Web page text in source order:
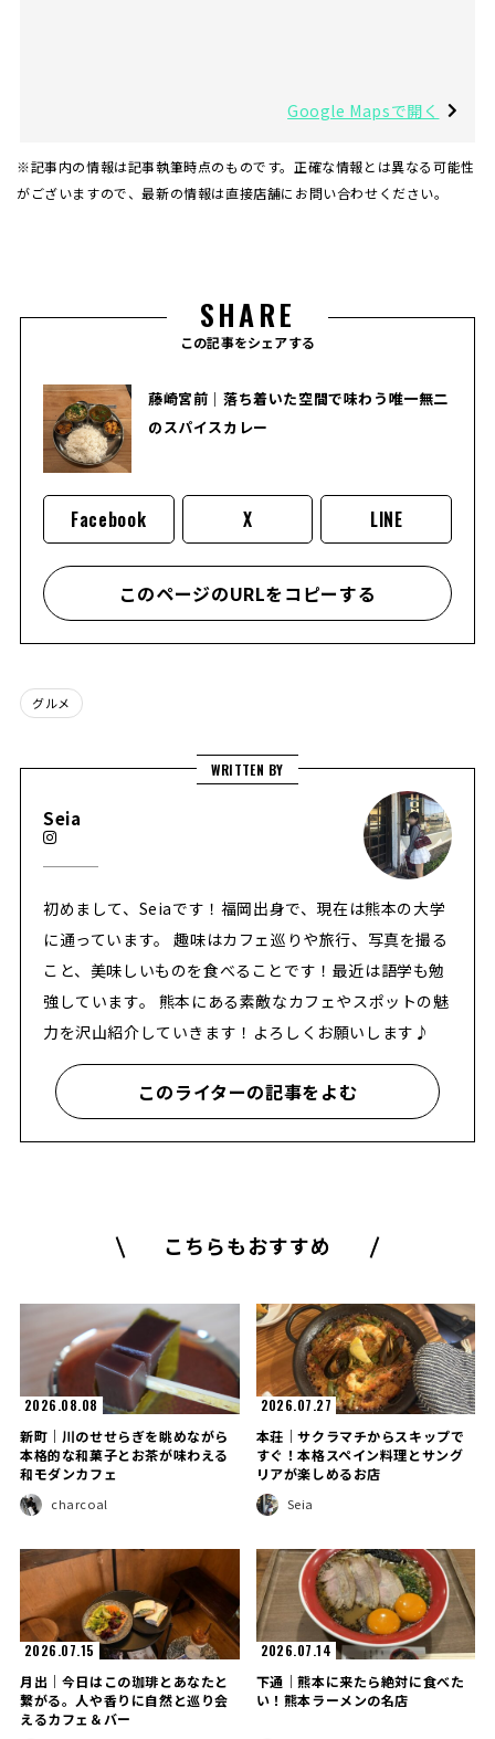
Google Mapsで開く
※記事内の情報は記事執筆時点のものです。正確な情報とは異なる可能性
がございますので、最新の情報は直接店舗にお問い合わせください。
SHARE
この記事をシェアする
藤崎宮前｜落ち着いた空間で味わう唯一無二
のスパイスカレー
Facebook X LINE
このページのURLをコピーする
グルメ
WRITTEN BY
Seia
初めまして、Seiaです！福岡出身で、現在は熊本の大学
に通っています。 趣味はカフェ巡りや旅行、写真を撮る
こと、美味しいものを食べることです！最近は語学も勉
強しています。 熊本にある素敵なカフェやスポットの魅
力を沢山紹介していきます！よろしくお願いします♪
このライターの記事をよむ
こちらもおすすめ
2026.08.08
新町｜川のせせらぎを眺めながら
本格的な和菓子とお茶が味わえる
和モダンカフェ
charcoal
2026.07.27
本荘｜サクラマチからスキップで
すぐ！本格スペイン料理とサング
リアが楽しめるお店
Seia
2026.07.15
月出｜今日はこの珈琲とあなたと
繋がる。人や香りに自然と巡り会
えるカフェ＆バー
2026.07.14
下通｜熊本に来たら絶対に食べた
い！熊本ラーメンの名店